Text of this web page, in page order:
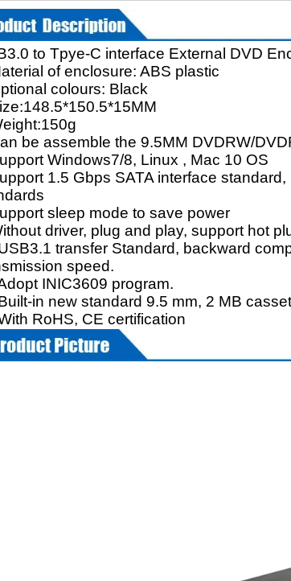
to Tpye-C interface External DVD
of enclosure: ABS
colours: Black
be assemble the 9.5MM DVDRW/
Windows7/8, Linux , Mac 10 OS
1.5 Gbps SATA interface
sleep mode to save power
driver, plug and play, support hot
transfer Standard, backward
speed.
INIC3609 program.
in new standard 9.5 mm, 2 MB
RoHS, CE certification